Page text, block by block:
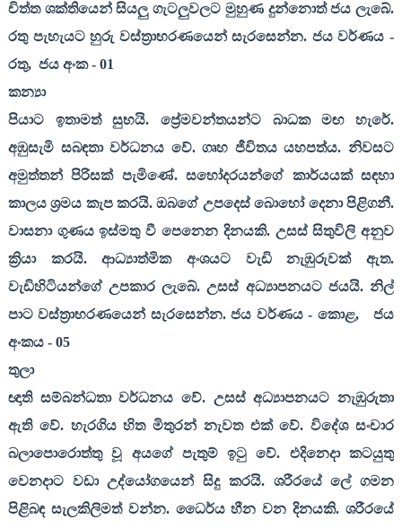
චිත්ත ශක්තියෙන් සියලු ගැටලුවලට මුහුණ දුන්නොත් ජය ලැබේ.
රතු පැහැයට හුරු වස්ත්‍රාභරණයෙන් සැරසෙන්න. ජය වර්ණය -
රතු, ජය අංක - 01
කන්‍යා
පියාට ඉතාමත් සුභයි. ප්‍රේමවන්තයන්ට බාධක මඟ හැරේ.
අඹුසැමි සබඳතා වර්ධනය වේ. ගෘහ ජීවිතය යහපත්ය. නිවසට
අමුත්තන් පිරිසක් පැමිණේ. සහෝදරයන්ගේ කාර්යයක් සඳහා
කාලය ශ්‍රමය කැප කරයි. ඔබගේ උපදෙස් බොහෝ දෙනා පිළිගනී.
වාසනා ගුණය ඉස්මතු වී පෙනෙන දිනයකි. උසස් සිතුවිලි අනුව
ක්‍රියා කරයි. ආධ්‍යාත්මික අංශයට වැඩි නැඹුරුවක් ඇත.
වැඩිහිටියන්ගේ උපකාර ලැබේ. උසස් අධ්‍යාපනයට ජයයි. නිල්
පාට වස්ත්‍රාභරණයෙන් සැරසෙන්න. ජය වර්ණය - කොළ,
ජය
අංකය - 05
තුලා
ඥාති සම්බන්ධතා වර්ධනය වේ. උසස් අධ්‍යාපනයට නැඹුරුතා
ඇති වේ. හැරගිය හිත මිතුරන් නැවත එක් වේ. විදේශ සංචාර
බලාපොරොත්තු වූ අයගේ පැතුම් ඉටු වේ. එදිනෙදා කටයුතු
වෙනදාට වඩා උද්යෝගයෙන් සිදු කරයි. ශරීරයේ ලේ ගමන
පිළිබඳ සැලකිලිමත් වන්න. ධෛර්ය හීන වන දිනයකි. ශරීරයේ